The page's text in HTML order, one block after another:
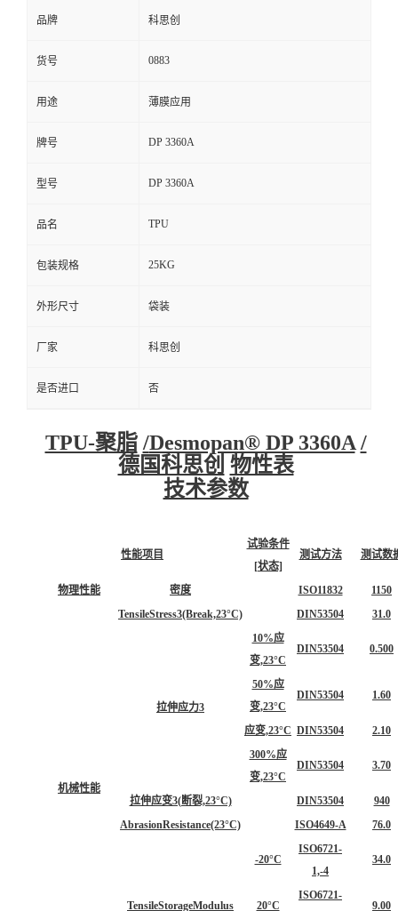
品牌 科思创
货号 0883
用途 薄膜应用
牌号 DP 3360A
型号 DP 3360A
品名 TPU
包装规格 25KG
外形尺寸 袋装
厂家 科思创
是否进口 否
TPU-聚脂 /Desmopan® DP 3360A /
德国科思创 物性表
技术参数
性能项目
试验条件
[状态]
测试方法 测试数
物理性能 密度 ISO11832 1150
机械性能
TensileStress3(Break,23°C) DIN53504 31.0
拉伸应力3
10%应
变,23°C
DIN53504 0.500
50%应
变,23°C
DIN53504 1.60
应变,23°C DIN53504
2.10
300%应
变,23°C
DIN53504 3.70
拉伸应变3(断裂,23°C) DIN53504
940
AbrasionResistance(23°C)
ISO4649-A 76.0
TensileStorageModulus
-20°C
ISO6721-
1,-4
34.0
20°C
ISO6721-
9.00